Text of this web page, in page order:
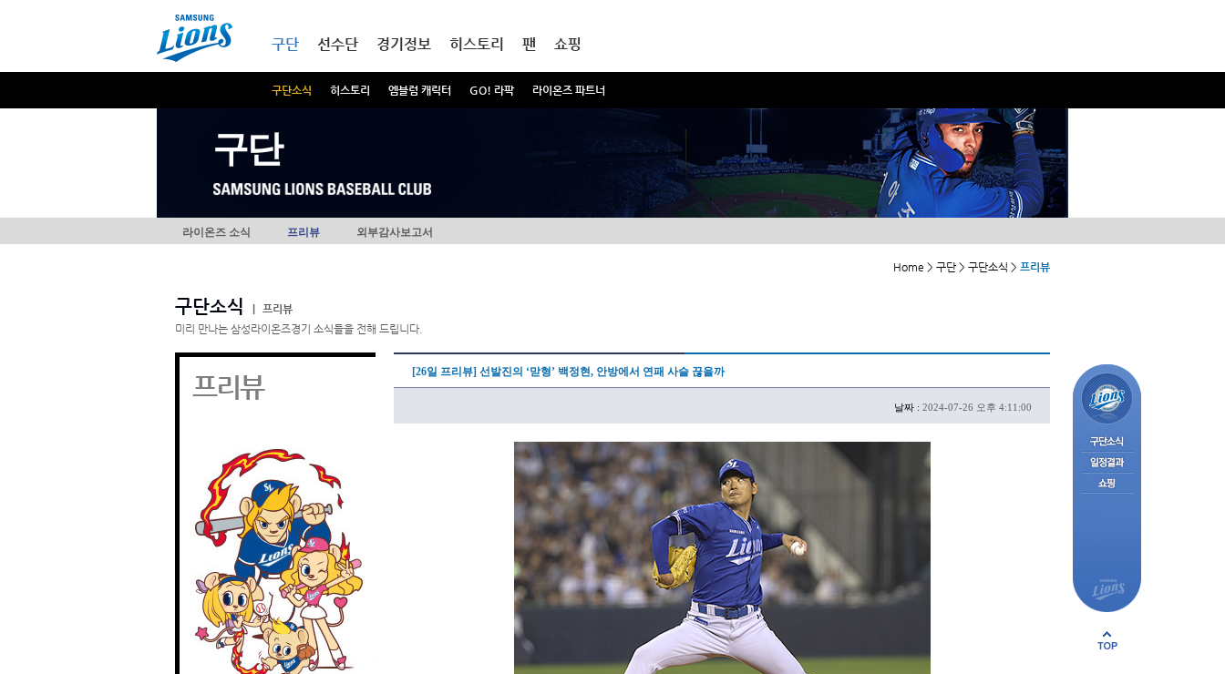
구단
구단소식 히스토리 엠블럼 캐릭터 GO! 라팍 라이온즈 파트너
선수단 경기정보 히스토리 팬 쇼핑
구단
라이온즈 소식 프리뷰 외부감사보고서
Home > 구단 > 구단소식 > 프리뷰
구단소식
프리뷰
미리 만나는 삼성라이온즈경기 소식들을 전해 드립니다.
프리뷰 [26일 프리뷰] 선발진의 ‘맏형’ 백정현, 안방에서 연패 사슬 끊을까
날짜 : 2024-07-26 오후 4:11:00